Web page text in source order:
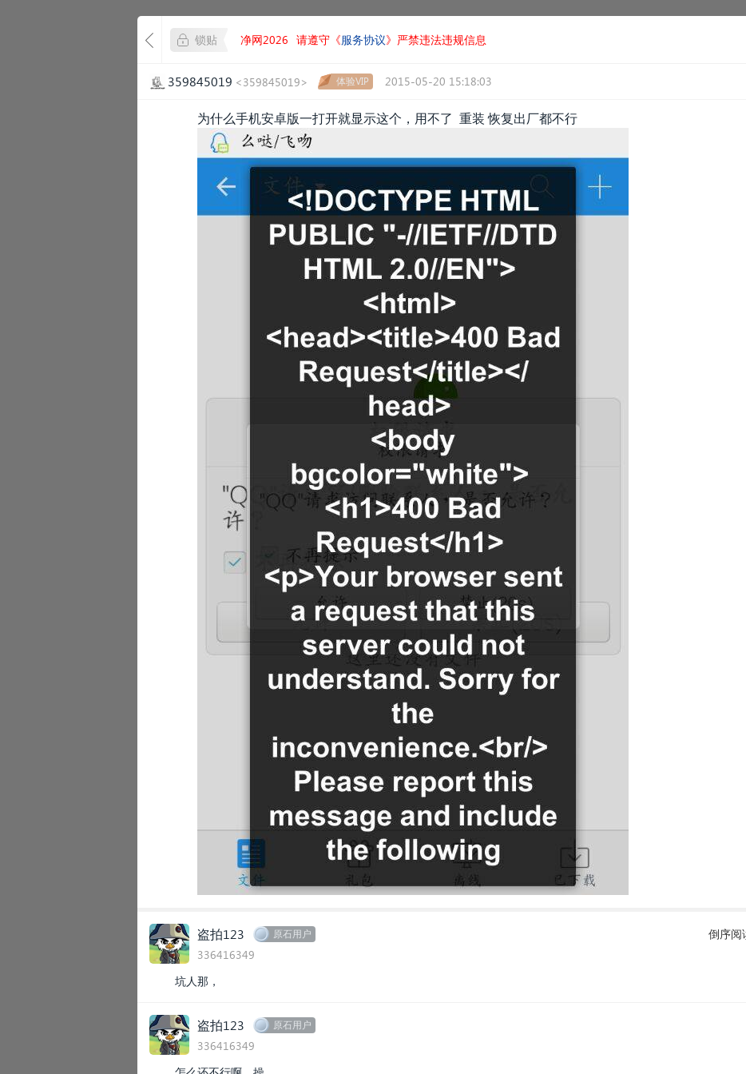
锁贴 净网2026 请遵守《服务协议》严禁违法违规信息
359845019 <359845019> 体验VIP 2015-05-20 15:18:03
为什么手机安卓版一打开就显示这个，用不了 重装 恢复出厂都不行
盗拍123 原石用户
336416349
倒序阅
坑人那，
盗拍123 原石用户
336416349